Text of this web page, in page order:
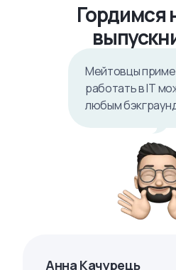
Гордимся
Мейтовцы
работать в IТ
любым
Анна Качурець